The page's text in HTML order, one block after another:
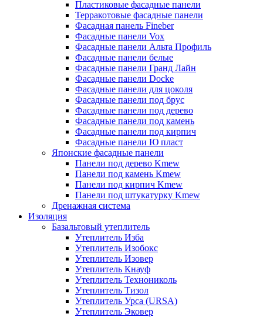
Пластиковые фасадные панели
Терракотовые фасадные панели
Фасадная панель Fineber
Фасадные панели Vox
Фасадные панели Альта Профиль
Фасадные панели белые
Фасадные панели Гранд Лайн
Фасадные панели Docke
Фасадные панели для цоколя
Фасадные панели под брус
Фасадные панели под дерево
Фасадные панели под камень
Фасадные панели под кирпич
Фасадные панели Ю пласт
Японские фасадные панели
Панели под дерево Kmew
Панели под камень Kmew
Панели под кирпич Kmew
Панели под штукатурку Kmew
Дренажная система
Изоляция
Базальтовый утеплитель
Утеплитель Изба
Утеплитель Изобокс
Утеплитель Изовер
Утеплитель Кнауф
Утеплитель Технониколь
Утеплитель Тизол
Утеплитель Урса (URSA)
Утеплитель Эковер